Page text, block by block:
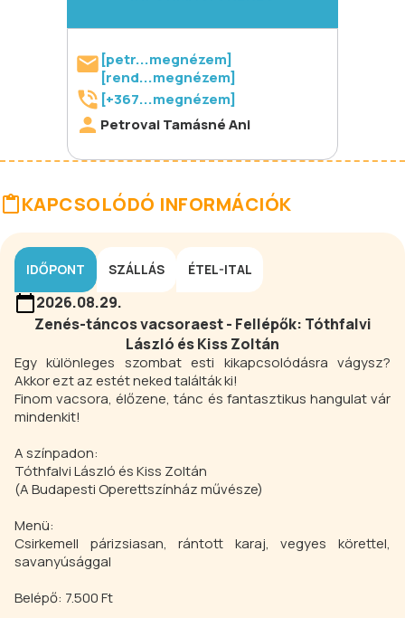
[petr...megnézem]
[rend...megnézem]
[+367...megnézem]
Petrovai Tamásné Ani
KAPCSOLÓDÓ INFORMÁCIÓK
IDŐPONT SZÁLLÁS ÉTEL-ITAL
2026.08.29.
Zenés-táncos vacsoraest - Fellépők: Tóthfalvi
László és Kiss Zoltán
Egy különleges szombat esti kikapcsolódásra vágysz?
Akkor ezt az estét neked találták ki!
Finom vacsora, élőzene, tánc és fantasztikus hangulat vár
mindenkit!
A színpadon:
Tóthfalvi László és Kiss Zoltán
(A Budapesti Operettszínház művésze)
Menü:
Csirkemell párizsiasan, rántott karaj, vegyes körettel,
savanyúsággal
Belépő: 7.500 Ft